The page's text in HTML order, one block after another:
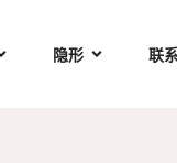
隐形 联